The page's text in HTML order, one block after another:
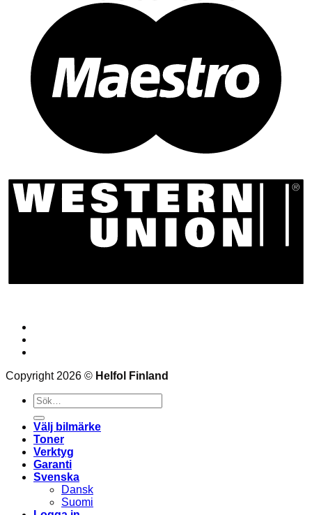
Copyright 2026 © Helfol Finland
Sök
efter:
Välj bilmärke
Toner
Verktyg
Garanti
Svenska
Dansk
Suomi